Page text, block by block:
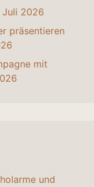
Juli 2026
präsentieren
mit
und